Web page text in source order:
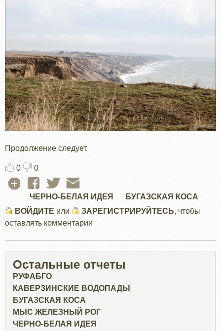
Продолжение следует.
0 0
ЧЕРНО-БЕЛАЯ ИДЕЯ
БУГАЗСКАЯ КОСА
ВОЙДИТЕ или ЗАРЕГИСТРИРУЙТЕСЬ, чтобы
оставлять комментарии
Остальные отчеты
РУФАБГО
КАВЕРЗИНСКИЕ ВОДОПАДЫ
БУГАЗСКАЯ КОСА
МЫС ЖЕЛЕЗНЫЙ РОГ
ЧЕРНО-БЕЛАЯ ИДЕЯ